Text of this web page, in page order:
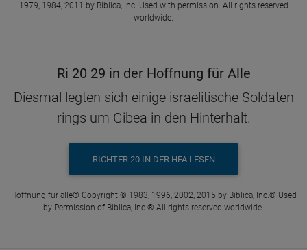
1979, 1984, 2011 by Biblica, Inc. Used with permission. All rights reserved
worldwide.
Ri 20 29 in der Hoffnung für Alle
Diesmal legten sich einige israelitische Soldaten
rings um Gibea in den Hinterhalt.
RICHTER 20 IN DER HFA LESEN
Hoffnung für alle® Copyright © 1983, 1996, 2002, 2015 by Biblica, Inc.® Used
by Permission of Biblica, Inc.® All rights reserved worldwide.